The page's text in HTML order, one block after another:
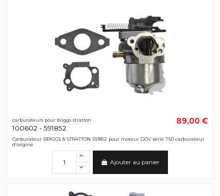
carburateurs pour briggs stratton
100602 - 591852
89,00 €
Carburateur BRIGGS & STRATTON 591852 pour moteur DOV série 750 carburateur
d'origine
Ajouter au panier